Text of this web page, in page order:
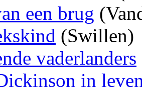
een brug
(Swillen)
vaderlanders
in